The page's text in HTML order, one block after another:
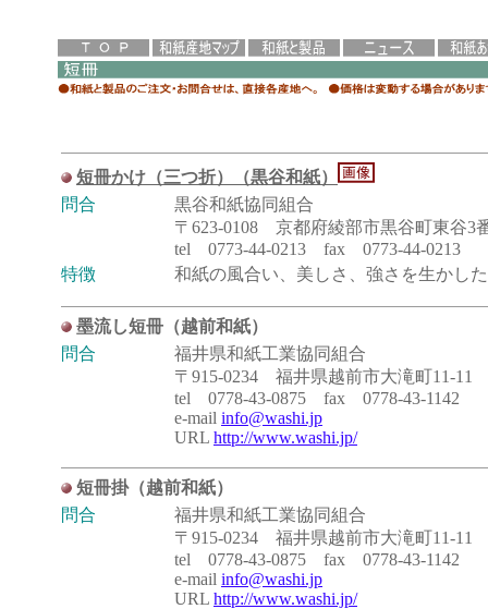
短冊かけ（三つ折）（黒谷和紙）
問合
黒谷和紙協同組合
〒623-0108 京都府綾部市黒谷町東谷3
tel 0773-44-0213 fax 0773-44-0213
特徴
和紙の風合い、美しさ、強さを生かし
墨流し短冊（越前和紙）
問合
福井県和紙工業協同組合
〒915-0234 福井県越前市大滝町11-11
tel 0778-43-0875 fax 0778-43-1142
e-mail info@washi.jp
URL http://www.washi.jp/
短冊掛（越前和紙）
問合
福井県和紙工業協同組合
〒915-0234 福井県越前市大滝町11-11
tel 0778-43-0875 fax 0778-43-1142
e-mail info@washi.jp
URL http://www.washi.jp/